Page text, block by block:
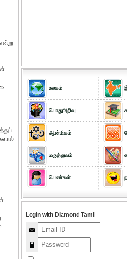
உலகம்
பொதுஅறிவு
ஆன்மிகம்
மருத்துவம்
பெண்கள்
Login with Diamond Tamil